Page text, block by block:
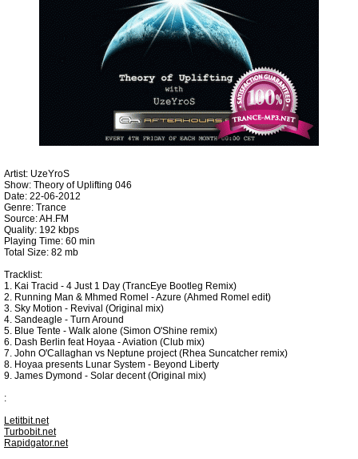
Artist: UzeYroS
Show: Theory of Uplifting 046
Date: 22-06-2012
Genre: Trance
Source: AH.FM
Quality: 192 kbps
Playing Time: 60 min
Total Size: 82 mb
Tracklist:
1. Kai Tracid - 4 Just 1 Day (TrancEye Bootleg Remix)
2. Running Man & Mhmed Romel - Azure (Ahmed Romel edit)
3. Sky Motion - Revival (Original mix)
4. Sandeagle - Turn Around
5. Blue Tente - Walk alone (Simon O'Shine remix)
6. Dash Berlin feat Hoyaa - Aviation (Club mix)
7. John O'Callaghan vs Neptune project (Rhea Suncatcher remix)
8. Hoyaa presents Lunar System - Beyond Liberty
9. James Dymond - Solar decent (Original mix)
:
Letitbit.net
Turbobit.net
Rapidgator.net